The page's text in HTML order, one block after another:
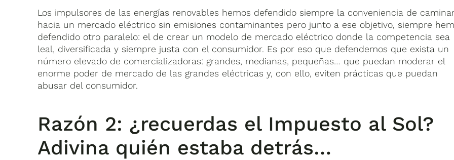
Los impulsores de las energías renovables hemos defendido siempre la conveniencia de
hacia un mercado eléctrico sin emisiones contaminantes pero junto a ese objetivo, siempre
defendido otro paralelo: el de crear un modelo de mercado eléctrico donde la competencia sea
leal, diversificada y siempre justa con el consumidor. Es por eso que defendemos que exista un
número elevado de comercializadoras: grandes, medianas, pequeñas… que puedan moderar el
enorme poder de mercado de las grandes eléctricas y, con ello, eviten prácticas que puedan
abusar del consumidor.
Razón 2: ¿recuerdas el Impuesto al Sol?
Adivina quién estaba detrás…